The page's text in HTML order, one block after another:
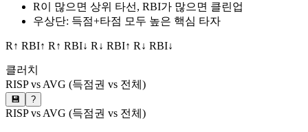
R이 많으면 상위 타선, RBI가 많으면 클린업
우상단: 득점+타점 모두 높은 핵심 타자
R↑ RBI↑ R↑ RBI↓ R↓ RBI↑ R↓ RBI↓
클러치
RISP vs AVG (득점권 vs 전체)
💾 ?
RISP vs AVG (득점권 vs 전체)